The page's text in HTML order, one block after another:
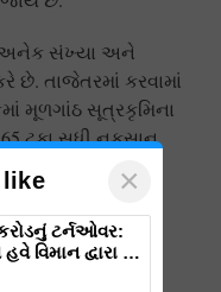
અનેક સંખ્યા અને
છે. તાજેતરમાં કરવામાં
મૂળગાંઠ સૂત્રકૃમિના
ટકા સુધી નુકસાન
કરો
like ×
ટર્નઓવર:
વિમાન દ્વારા કૃષિ